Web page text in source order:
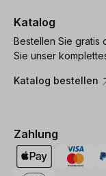
Katalog
Bestellen Sie gratis
Sie unser
Katalog bestellen
Zahlung